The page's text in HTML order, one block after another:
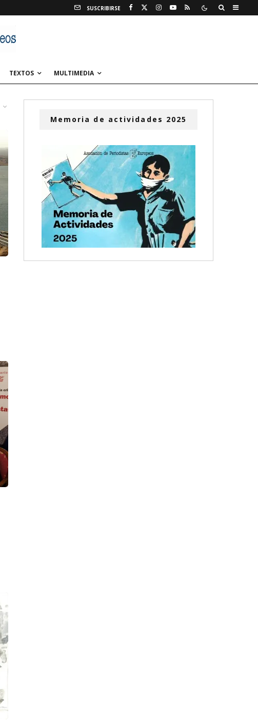
SUSCRIBIRSE
TEXTOS MULTIMEDIA
Memoria de actividades 2025